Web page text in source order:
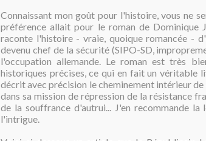
Connaissant mon goût pour l'histoire, vous ne
préférence allait pour le roman de Dominique
raconte l'histoire - vraie, quoique romancée -
devenu chef de la sécurité (SIPO-SD,
l'occupation allemande. Le roman est très
historiques précises, ce qui en fait un véritable
décrit avec précision le cheminement intérieur
dans sa mission de répression de la résistance
de la souffrance d'autrui... J'en recommande
l'intrigue.